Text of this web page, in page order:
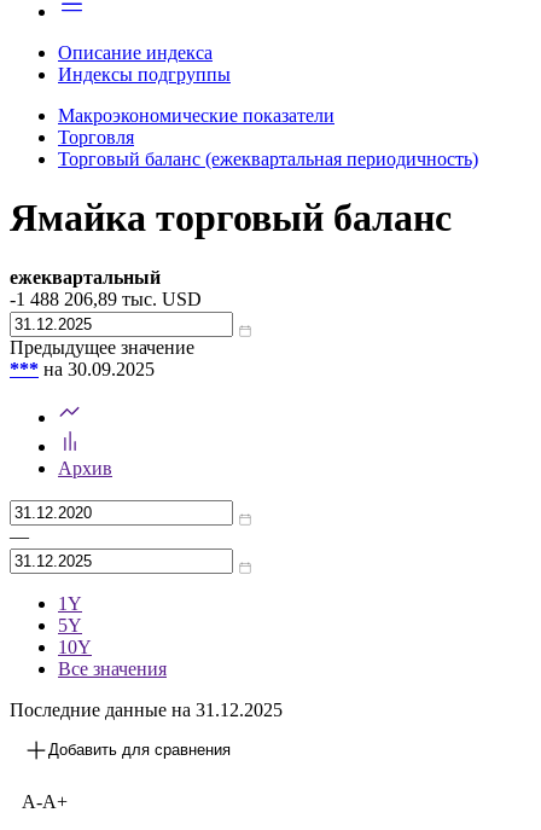
Описание индекса
Индексы подгруппы
Макроэкономические показатели
Торговля
Торговый баланс (ежеквартальная периодичность)
Ямайка торговый баланс
ежеквартальный
-1 488 206,89 тыс. USD
Предыдущее значение
*** на 30.09.2025
Архив
—
1Y
5Y
10Y
Все значения
Последние данные на 31.12.2025
Добавить для сравнения